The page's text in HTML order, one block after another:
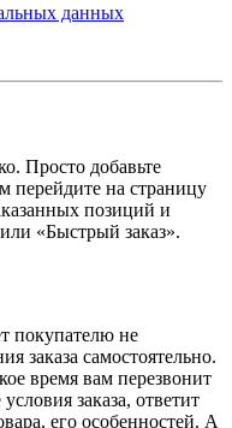
данных
Просто добавьте
перейдите на страницу
позиций и
«Быстрый заказ».
покупателю не
заказа самостоятельно.
время вам перезвонит
заказа, ответит
его особенностей. А